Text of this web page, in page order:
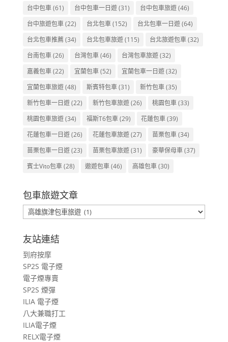
台中包車(61) 台中包車一日遊(31) 台中包車旅遊(46)
台中旅遊包車(22) 台北包車(152) 台北包車一日遊(64)
台北包車推薦(34) 台北包車旅遊(115) 台北旅遊包車(32)
台南包車(26) 台灣包車(46) 台灣包車旅遊(32)
嘉義包車(22) 宜蘭包車(52) 宜蘭包車一日遊(32)
宜蘭包車旅遊(48) 斯賓特包車(31) 新竹包車(35)
新竹包車一日遊(22) 新竹包車旅遊(26) 桃園包車(33)
桃園包車旅遊(34) 福斯T6包車(29) 花蓮包車(39)
花蓮包車一日遊(26) 花蓮包車旅遊(27) 苗栗包車(34)
苗栗包車一日遊(23) 苗栗包車旅遊(31) 豪華保母車(37)
賓士Vito包車(28) 遨遊包車(46) 高雄包車(30)
包車旅遊文章
包
車
旅
遊
文
章
友站連結
到府按摩
SP2S 電子煙
電子煙專賣
SP2S 煙彈
ILIA 電子煙
八大兼職打工
ILIA電子煙
RELX電子煙